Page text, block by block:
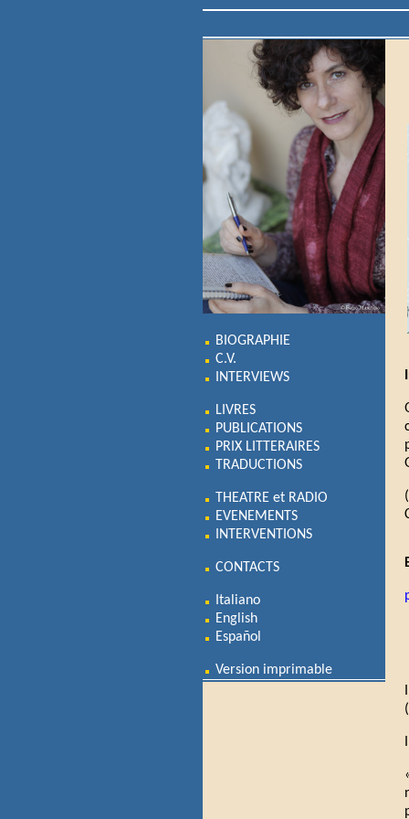
BIOGRAPHIE
C.V.
INTERVIEWS
LIVRES
PUBLICATIONS
PRIX LITTERAIRES
TRADUCTIONS
THEATRE et RADIO
EVENEMENTS
INTERVENTIONS
CONTACTS
Italiano
English
Español
Version imprimable
(